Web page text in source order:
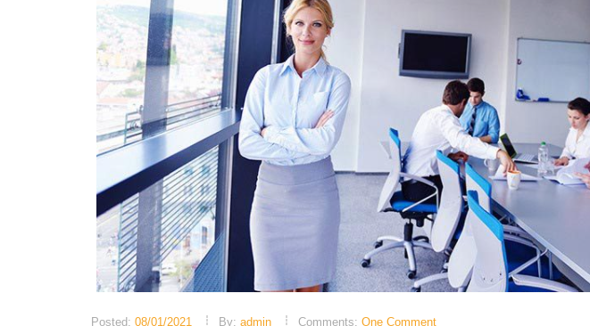
Posted: 08/01/2021 By: admin Comments: One Comment